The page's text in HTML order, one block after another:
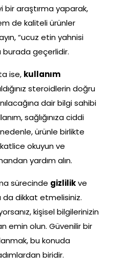
bir araştırma yaparak,
de kaliteli ürünler
“ucuz etin yahnisi
burada geçerlidir.
ise, kullanım
steroidlerin doğru
dair bilgi sahibi
sağlığınıza ciddi
ürünle birlikte
okuyun ve
yardım alın.
sürecinde gizlilikve
da dikkat etmelisiniz.
kişisel bilgilerinizin
emin olun. Güvenilir bir
bu konuda
biridir.